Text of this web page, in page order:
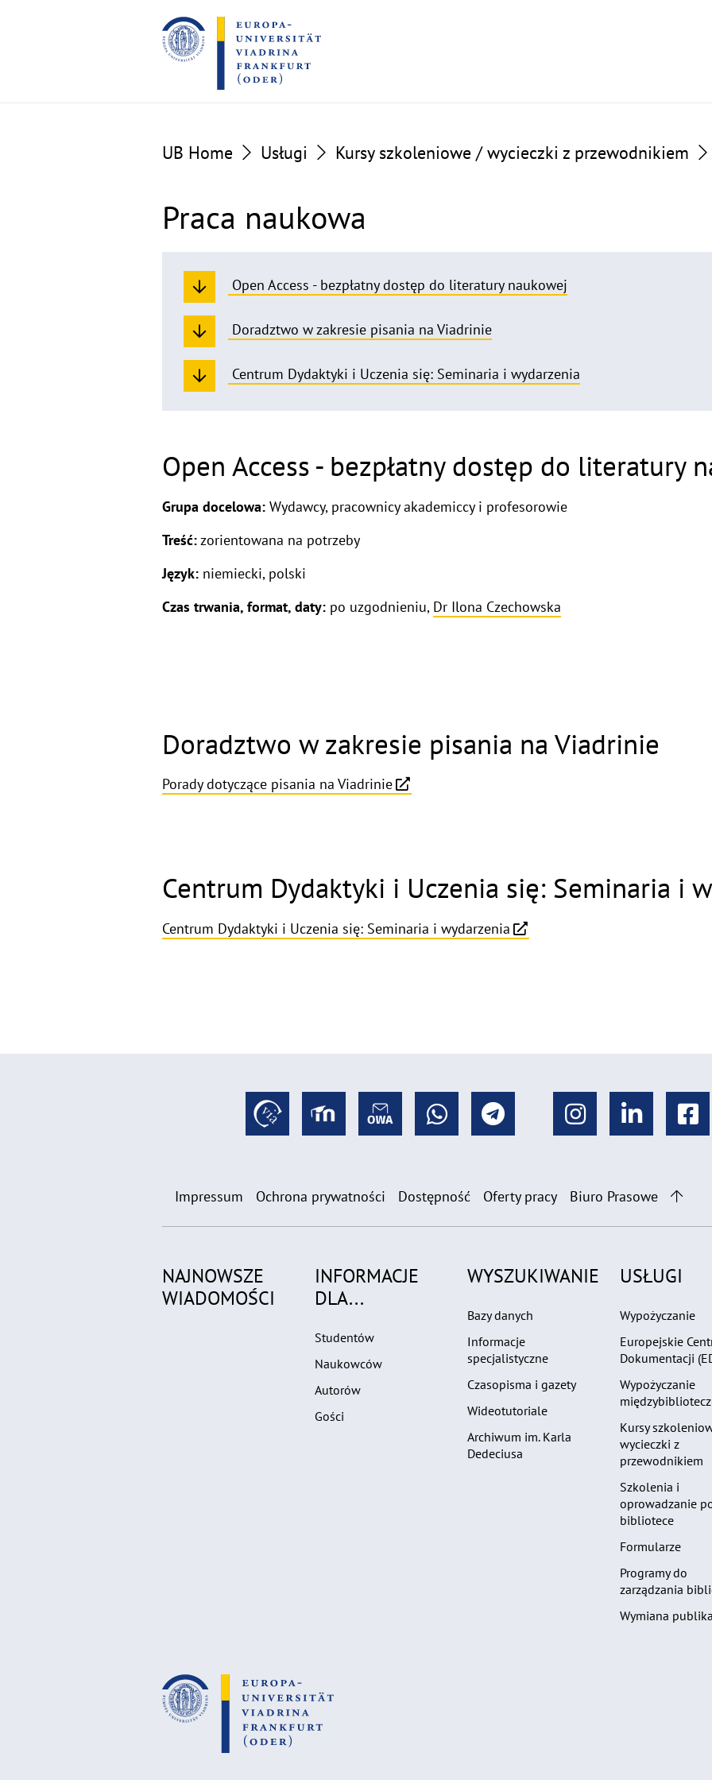
to
the
content
to
the
footer
UB Home Usługi Kursy szkoleniowe / wycieczki z przewodnikiem
Praca naukowa
Open Access - bezpłatny dostęp do literatury naukowej
Doradztwo w zakresie pisania na Viadrinie
Centrum Dydaktyki i Uczenia się: Seminaria i wydarzenia
Open Access - bezpłatny dostęp do literatury
Grupa docelowa: Wydawcy, pracownicy akademiccy i profesorowie
Treść:zorientowana na potrzeby
Język: niemiecki, polski
Czas trwania, format, daty: po uzgodnieniu, Dr Ilona Czechowska
Doradztwo w zakresie pisania na Viadrinie
Porady dotyczące pisania na Viadrinie
Centrum Dydaktyki i Uczenia się: Seminaria i
Centrum Dydaktyki i Uczenia się: Seminaria i wydarzenia
Impressum Ochrona prywatności Dostępność Oferty pracy Biuro Prasowe
NAJNOWSZE
WIADOMOŚCI
INFORMACJE
DLA...
Studentów
Naukowców
Autorów
Gości
WYSZUKIWANIE
Bazy danych
Informacje
specjalistyczne
Czasopisma i gazety
Wideotutoriale
Archiwum im. Karla
Dedeciusa
USŁUGI
Wypożyczanie
Europejskie
Dokumentacji
Wypożyczanie
Kursy
wycieczki z
przewodnikiem
Szkolenia i
oprowadzanie
bibliotece
Formularze
Programy do
zarządzania
Wymiana